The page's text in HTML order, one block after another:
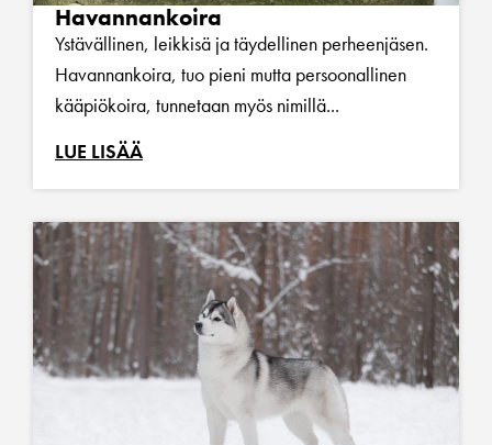
Havannankoira
Ystävällinen, leikkisä ja täydellinen perheenjäsen.
Havannankoira, tuo pieni mutta persoonallinen
kääpiökoira, tunnetaan myös nimillä...
LUE LISÄÄ